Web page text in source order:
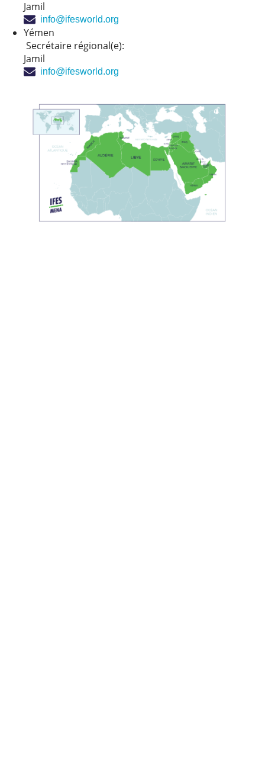
Jamil
info@ifesworld.org
Yémen
Secrétaire régional(e):
Jamil
info@ifesworld.org